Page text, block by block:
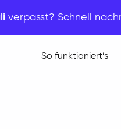
verpasst? Schnell
So funktioniert’s